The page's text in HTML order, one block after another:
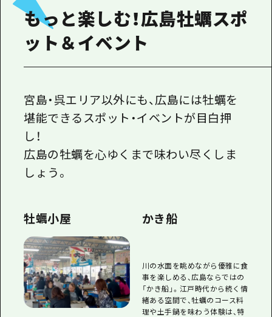
もっと楽しむ！広島牡蠣スポ
ット＆イベント
宮島・呉エリア以外にも、広島には牡蠣を
堪能できるスポット・イベントが目白押
し！
広島の牡蠣を心ゆくまで味わい尽くしま
しょう。
牡蠣小屋 かき船